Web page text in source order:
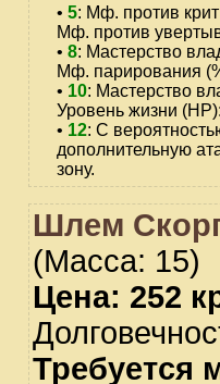
• 5: Мф. против
Мф. против
• 8: Мастерство
Мф. парирования
• 10: Мастерство
Уровень жизни
• 12: С
дополнительную
зону.
Шлем
(Масса: 15)
Цена: 252
Требуется